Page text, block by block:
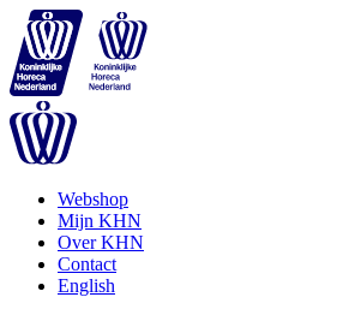
Webshop
Mijn KHN
Over KHN
Contact
English